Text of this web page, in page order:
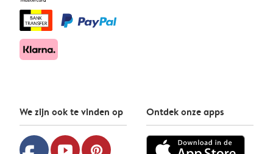
We zijn ook te vinden op
youtube pinterest
Ontdek onze apps